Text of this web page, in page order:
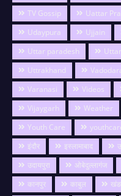
TV Gossip
Uattar
Udaypura
Ujjain
Uttar paradesh
Uttrakhand
Varanasi
Videos
Vijaygarh
Weather
Youth Care
इंदौर
इस्लामाबाद
उदायपुरा
ओबेदुल्लागंज
कानपुर
काबुल